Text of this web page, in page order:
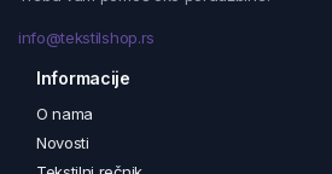
info@tekstilshop.rs
Informacije
O nama
Novosti